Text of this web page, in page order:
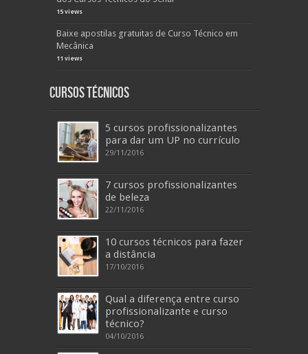
15 views
Baixe apostilas gratuitas de Curso Técnico em
Mecânica
11 views
Cursos Técnicos
5 cursos profissionalizantes
para dar um UP no currículo
29/11/2016
7 cursos profissionalizantes
de beleza
22/11/2016
10 cursos técnicos para fazer
a distância
17/10/2016
Qual a diferença entre curso
profissionalizante e curso
técnico?
04/10/2016